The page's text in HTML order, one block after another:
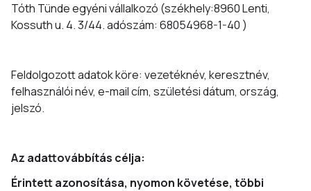
Tóth Tünde egyéni vállalkozó (székhely:8960 Lenti,
Kossuth u. 4. 3/44. adószám: 68054968-1-40 )
Feldolgozott adatok köre: vezetéknév, keresztnév,
felhasználói név, e-mail cím, születési dátum, ország,
jelszó.
Az adattovábbítás célja:
Érintett azonosítása, nyomon követése, többi